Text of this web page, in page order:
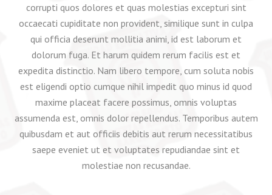
corrupti quos dolores et quas molestias excepturi sint
occaecati cupiditate non provident, similique sunt in culpa
qui officia deserunt mollitia animi, id est laborum et
dolorum fuga. Et harum quidem rerum facilis est et
expedita distinctio. Nam libero tempore, cum soluta nobis
est eligendi optio cumque nihil impedit quo minus id quod
maxime placeat facere possimus, omnis voluptas
assumenda est, omnis dolor repellendus. Temporibus autem
quibusdam et aut officiis debitis aut rerum necessitatibus
saepe eveniet ut et voluptates repudiandae sint et
molestiae non recusandae.